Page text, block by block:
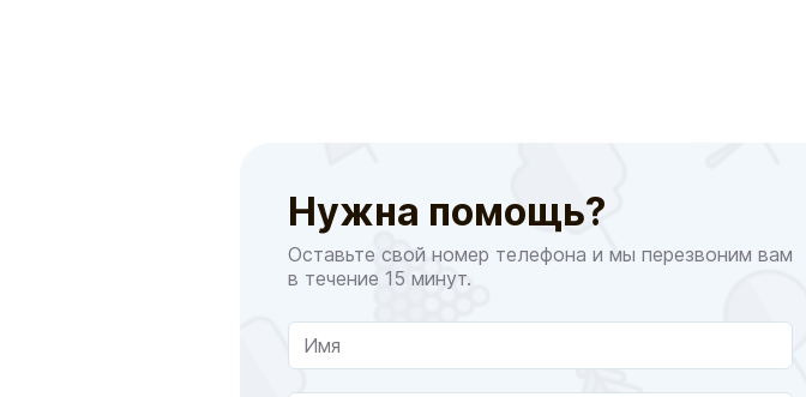
Нужна помощь?
Оставьте свой номер телефона и мы перезвоним вам
в течение 15 минут.